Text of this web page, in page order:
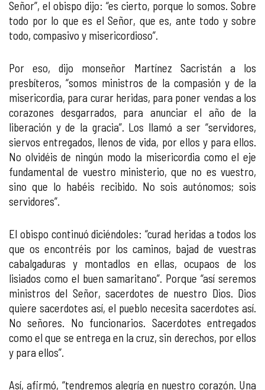
Señor”, el obispo dijo: “es cierto, porque lo somos. Sobre
todo por lo que es el Señor, que es, ante todo y sobre
todo, compasivo y misericordioso”.
Por eso, dijo monseñor Martínez Sacristán a los
presbíteros, “somos ministros de la compasión y de la
misericordia, para curar heridas, para poner vendas a los
corazones desgarrados, para anunciar el año de la
liberación y de la gracia”. Los llamó a ser “servidores,
siervos entregados, llenos de vida, por ellos y para ellos.
No olvidéis de ningún modo la misericordia como el eje
fundamental de vuestro ministerio, que no es vuestro,
sino que lo habéis recibido. No sois autónomos; sois
servidores”.
El obispo continuó diciéndoles: “curad heridas a todos los
que os encontréis por los caminos, bajad de vuestras
cabalgaduras y montadlos en ellas, ocupaos de los
lisiados como el buen samaritano”. Porque “así seremos
ministros del Señor, sacerdotes de nuestro Dios. Dios
quiere sacerdotes así, el pueblo necesita sacerdotes así.
No señores. No funcionarios. Sacerdotes entregados
como el que se entrega en la cruz, sin derechos, por ellos
y para ellos”.
Así, afirmó, “tendremos alegría en nuestro corazón. Una